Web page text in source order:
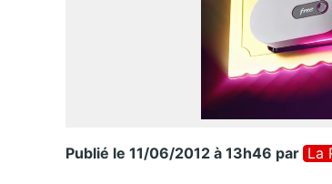
Publié le 11/06/2012 à 13h46 par La